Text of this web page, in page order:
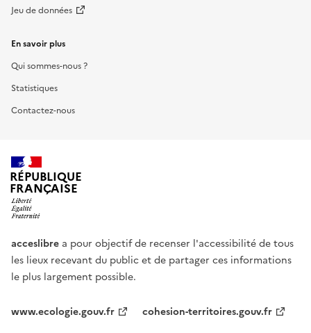
Jeu de données
En savoir plus
Qui sommes-nous ?
Statistiques
Contactez-nous
RÉPUBLIQUE
FRANÇAISE
acceslibre a pour objectif de recenser l'accessibilité de tous
les lieux recevant du public et de partager ces informations
le plus largement possible.
www.ecologie.gouv.fr
cohesion-territoires.gouv.fr